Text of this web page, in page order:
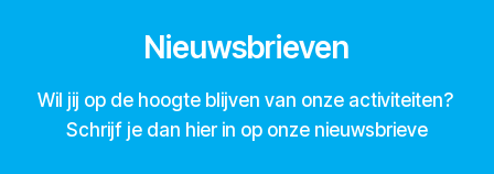
Nieuwsbrieven
Wil jij op de hoogte blijven van onze activiteiten?
Schrijf je dan hier in op onze nieuwsbrieve